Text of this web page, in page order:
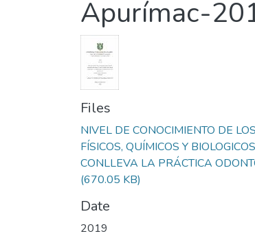
Apurímac-
Files
NIVEL DE CONOCIMIENTO DE
FÍSICOS, QUÍMICOS Y
CONLLEVA LA PRÁCTICA
(670.05 KB)
Date
2019